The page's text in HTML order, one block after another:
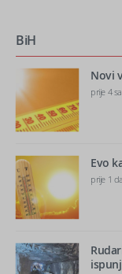
BiH
Novi
prije 4
Evo
prije 1